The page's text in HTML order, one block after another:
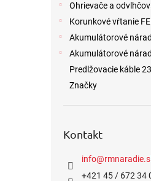
Ohrievače a
Korunkové vŕtanie
Akumulátorové
Akumulátorové
Predlžovacie káble
Značky
Kontakt
info@
+421 45 / 672 34